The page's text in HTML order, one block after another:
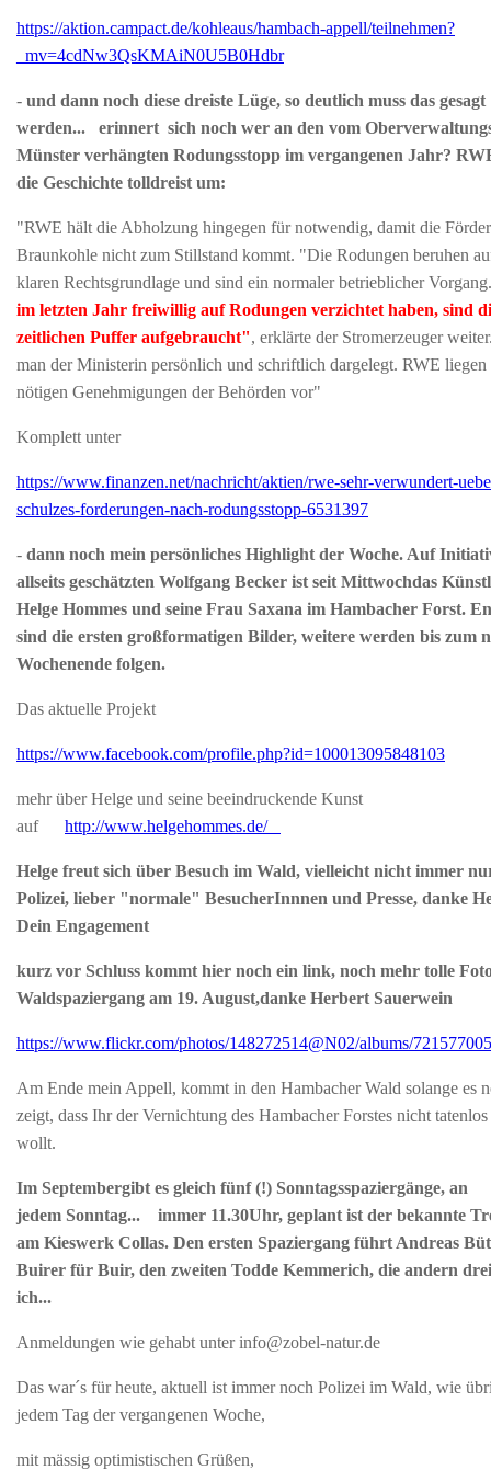
https://aktion.campact.de/kohleaus/hambach-appell/teilnehmen?
_mv=4cdNw3QsKMAiN0U5B0Hdbr
- und dann noch diese dreiste Lüge, so deutlich muss das gesagt
werden... erinnert sich noch wer an den vom
Münster verhängten Rodungsstopp im vergangenen Jahr?
die Geschichte tolldreist um:
"RWE hält die Abholzung hingegen für notwendig, damit die
Braunkohle nicht zum Stillstand kommt. "Die Rodungen beruhen
klaren Rechtsgrundlage und sind ein normaler betrieblicher Vorgang.
im letzten Jahr freiwillig auf Rodungen verzichtet haben, sind
zeitlichen Puffer aufgebraucht", erklärte der Stromerzeuger
man der Ministerin persönlich und schriftlich dargelegt. RWE liegen
nötigen Genehmigungen der Behörden vor"
Komplett unter
https://www.finanzen.net/nachricht/aktien/rwe-sehr-verwundert-
schulzes-forderungen-nach-rodungsstopp-6531397
- dann noch mein persönliches Highlight der Woche. Auf
allseits geschätzten Wolfgang Becker ist seit Mittwochdas
Helge Hommes und seine Frau Saxana im Hambacher Forst.
sind die ersten großformatigen Bilder, weitere werden bis zum
Wochenende folgen.
Das aktuelle Projekt
https://www.facebook.com/profile.php?id=100013095848103
mehr über Helge und seine beeindruckende Kunst
auf http://www.helgehommes.de/
Helge freut sich über Besuch im Wald, vielleicht nicht immer
Polizei, lieber "normale" BesucherInnnen und Presse, danke
Dein Engagement
kurz vor Schluss kommt hier noch ein link, noch mehr tolle
Waldspaziergang am 19. August,danke Herbert Sauerwein
https://www.flickr.com/photos/148272514@N02/albums/
Am Ende mein Appell, kommt in den Hambacher Wald solange es
zeigt, dass Ihr der Vernichtung des Hambacher Forstes nicht tatenlos
wollt.
Im Septembergibt es gleich fünf (!) Sonntagsspaziergänge, an
jedem Sonntag... immer 11.30Uhr, geplant ist der bekannte
am Kieswerk Collas. Den ersten Spaziergang führt Andreas
Buirer für Buir, den zweiten Todde Kemmerich, die andern
ich...
Anmeldungen wie gehabt unterinfo@zobel-natur.de
Das war´s für heute, aktuell ist immer noch Polizei im Wald, wie
jedem Tag der vergangenen Woche,
mit mässig optimistischen Grüßen,